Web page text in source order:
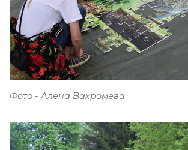
Фото - Алена Вахромева